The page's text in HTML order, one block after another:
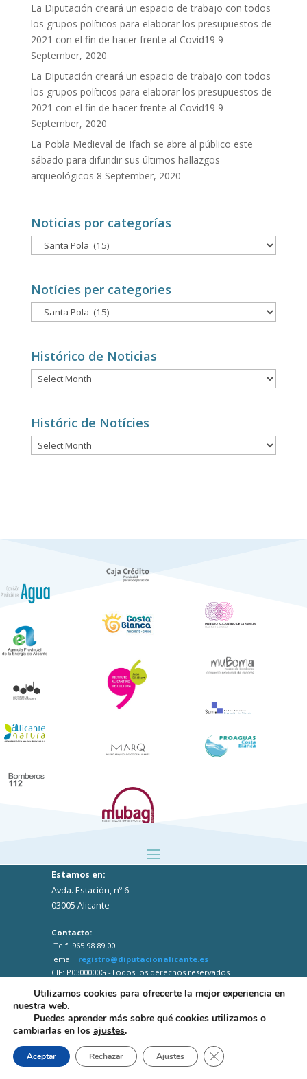
La Diputación creará un espacio de trabajo con todos
los grupos políticos para elaborar los presupuestos de
2021 con el fin de hacer frente al Covid19 9
September, 2020
La Diputación creará un espacio de trabajo con todos
los grupos políticos para elaborar los presupuestos de
2021 con el fin de hacer frente al Covid19 9
September, 2020
La Pobla Medieval de Ifach se abre al público este
sábado para difundir sus últimos hallazgos
arqueológicos 8 September, 2020
Noticias por categorías
Noticias
por
Notícies per categories
Notícies
per
Histórico de Noticias
Histórico
de
Históric de Notícies
Históric
de
Estamos en:
Avda. Estación, nº 6
03005 Alicante
Contacto:
Telf. 965 98 89 00
email: registro@diputacionalicante.es
CIF: P0300000G -Todos los derechos reservados
Web desarrollada por el Servicio Informática
Utilizamos cookies para ofrecerte la mejor experiencia en
nuestra web.
Puedes aprender más sobre qué cookies utilizamos o
cambiarlas en los ajustes.
Aceptar Rechazar Ajustes Close GDPR Cookie